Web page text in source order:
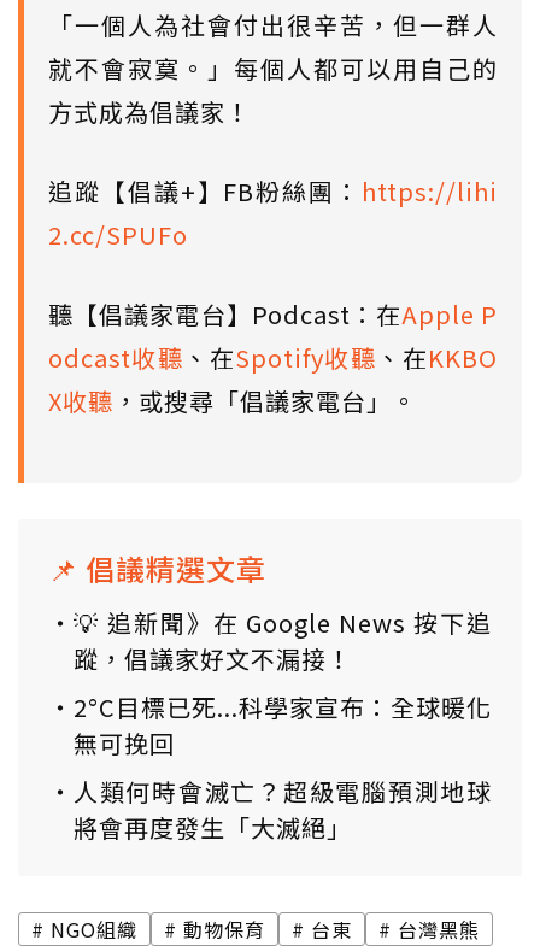
「一個人為社會付出很辛苦，但一群人
就不會寂寞。」每個人都可以用自己的
方式成為倡議家！
追蹤【倡議+】FB粉絲團： https://lihi
2.cc/SPUFo
聽【倡議家電台】Podcast：在Apple P
odcast收聽 、在Spotify收聽 、在KKBO
X收聽 ，或搜尋「倡議家電台」。
📌 倡議精選文章
💡 追新聞》在 Google News 按下追
蹤，倡議家好文不漏接！
2°C目標已死...科學家宣布：全球暖化
無可挽回
人類何時會滅亡？超級電腦預測地球
將會再度發生「大滅絕」
NGO組織 動物保育 台東
台灣黑熊